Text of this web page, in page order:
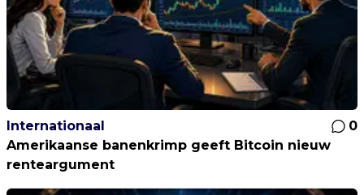
Internationaal
0
Amerikaanse banenkrimp geeft Bitcoin nieuw
renteargument